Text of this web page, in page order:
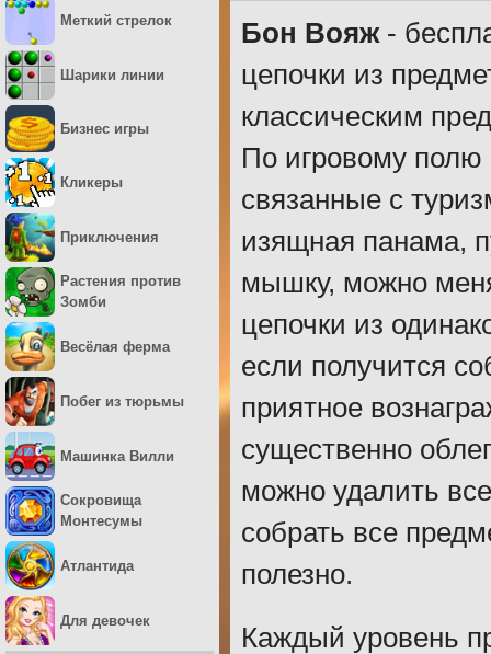
Бон Вояж-
цепочки из
классическим
По игровому
связанные с
изящная панама,
мышку, можно
цепочки из
если получится
приятное
существенно
можно удалить
собрать все
полезно.
Каждый уровень
Меткий стрелок
Шарики линии
Бизнес игры
Кликеры
Приключения
Растения против
Зомби
Весёлая ферма
Побег из тюрьмы
Машинка Вилли
Сокровища
Монтесумы
Атлантида
Для девочек